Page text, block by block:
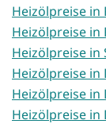
Heizölpreise in
Heizölpreise
Heizölpreise
Heizölpreise in
Heizölpreise in
Heizölpreise